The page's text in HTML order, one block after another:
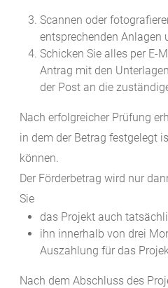
Scannen oder
entsprechenden Anlagen
Schicken Sie alles per E-
Antrag mit den
der Post an die
Nach erfolgreicher Prüfung
in dem der Betrag festgelegt
können.
Der Förderbetrag wird nur
Sie
das Projekt auch
ihn innerhalb von drei
Auszahlung für das
Nach dem Abschluss des